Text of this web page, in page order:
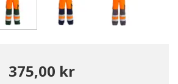
375,00 kr